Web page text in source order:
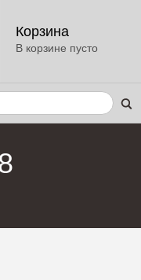
Корзина
В корзине пусто